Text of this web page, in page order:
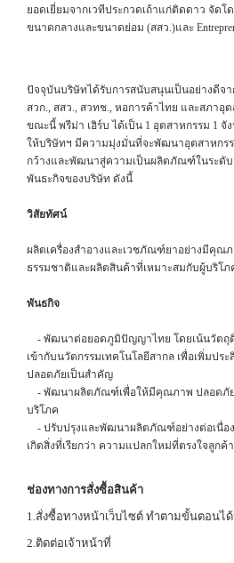
ยอดเยี่ยมจากเวทีประกวดเถ้าแก่ติดดาว จัดโ
ขนาดกลางและขนาดย่อม (สสว.)และ
ปัจจุบันบริษัทได้รับการสนับสนุนเป็นอย่างดีจ
สวก., สสว., สวทช., หอการค้าไทย และสภาอุ
ขณะนี้ พรีม่า เฮิร์บ ได้เป็น 1 อุตสาหกรรม 1 จั
ให้บริษัทฯ มีความมุ่งมั่นที่จะพัฒนาอุตสาหกร
กว้างและพัฒนาสู่ความเป็นผลิตภัณฑ์ในระดั
พันธะกิจของบริษัท ดังนี้
วิสัยทัศน์
ผลิตเครื่องสำอางและเวชภัณฑ์ยาอย่างมีคุณ
ธรรมชาติและผลิตสินค้าที่เหมาะสมกับผู้บริโภ
พันธกิจ
- พัฒนาต่อยอดภูมิปัญญาไทย โดยเน้นวัตถุ
เข้ากับนวัตกรรมเทคโนโลยีสากล เพื่อเพิ่มป
ปลอดภัยเป็นสำคัญ
- พัฒนาผลิตภัณฑ์เพื่อให้มีคุณภาพ ปลอดภัย
บริโภค
- ปรับปรุงและพัฒนาผลิตภัณฑ์อย่างต่อเนื่อง
เกิดสิ่งที่เรียกว่า ความแปลกใหม่ที่ตรงใจลูกค้า
ช่องทางการสั่งซื้อสินค้า
1.สั่งซื้อทางหน้าเว็บไซต์ ทำตามขั้นตอนไ
2.ติดต่อเจ้าหน้าที่